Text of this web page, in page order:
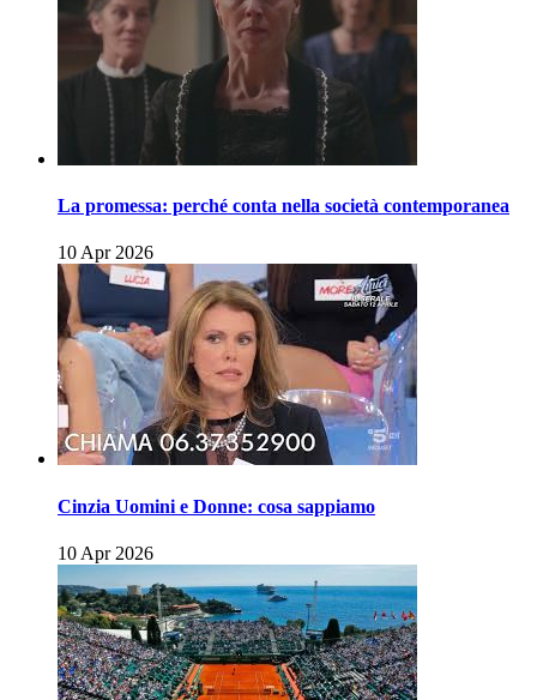
La promessa: perché conta nella società contemporanea
10 Apr 2026
Cinzia Uomini e Donne: cosa sappiamo
10 Apr 2026